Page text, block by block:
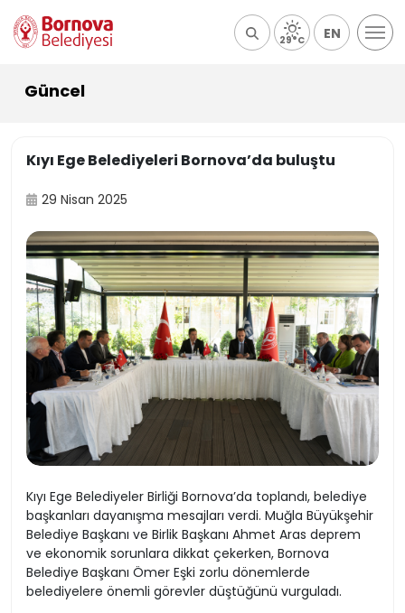
29°C EN
Güncel
Kıyı Ege Belediyeleri Bornova’da buluştu
29 Nisan 2025
Kıyı Ege Belediyeler Birliği Bornova’da toplandı, belediye
başkanları dayanışma mesajları verdi. Muğla Büyükşehir
Belediye Başkanı ve Birlik Başkanı Ahmet Aras deprem
ve ekonomik sorunlara dikkat çekerken, Bornova
Belediye Başkanı Ömer Eşki zorlu dönemlerde
belediyelere önemli görevler düştüğünü vurguladı.